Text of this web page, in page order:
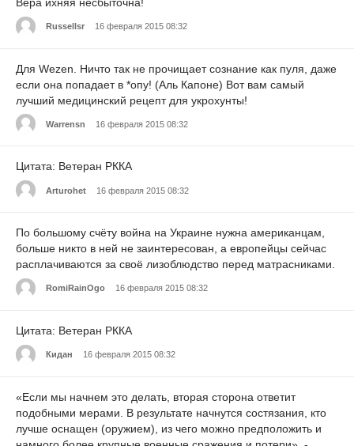
Russellsr 16 февраля 2015 08:32
Для Wezen. Ничто так не прочищает сознание как пуля, даже
если она попадает в *опу! (Аль Капоне) Вот вам самый
лучший медицинский рецепт для укрохунты!
Warrensn 16 февраля 2015 08:32
Цитата: Ветеран РККА
Arturohet 16 февраля 2015 08:32
По большому счёту война на Украине нужна американцам,
больше никто в ней не заинтересован, а европейцы сейчас
расплачиваются за своё лизоблюдство перед матрасниками.
RomiRainOgo 16 февраля 2015 08:32
Цитата: Ветеран РККА
Кидан 16 февраля 2015 08:32
«Если мы начнем это делать, вторая сторона ответит
подобными мерами. В результате начнутся состязания, кто
лучше оснащен (оружием), из чего можно предположить и